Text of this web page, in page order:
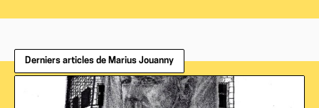
Derniers articles de Marius Jouanny